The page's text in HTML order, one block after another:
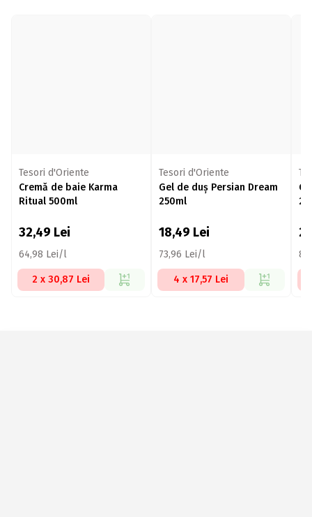
Tesori d'Oriente
Cremă de baie Karma
Ritual 500ml
32,49 Lei
64,98 Lei/l
2 x 30,87 Lei
Tesori d'Oriente
Gel de duș Persian Dream
250ml
18,49 Lei
73,96 Lei/l
4 x 17,57 Lei